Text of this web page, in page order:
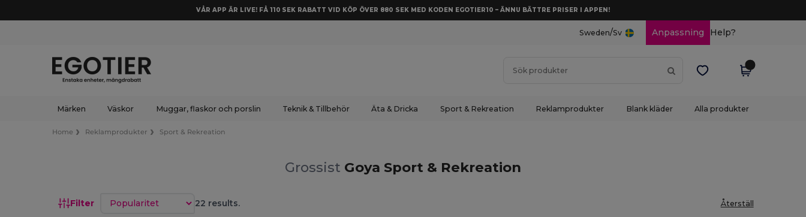
VÅR APP ÄR LIVE! FÅ 110 SEK RABATT VID KÖP ÖVER 880 SEK MED KODEN EGOTIER10 – ÄNNU BÄTTRE PRISER I APPEN!
Sweden/Sv Anpassning Help?
Märken Väskor Muggar, flaskor och porslin Teknik & Tillbehör Äta & Dricka Sport & Rekreation Reklamprodukter Blank kläder Alla produkter
Home Reklamprodukter Sport & Rekreation
Grossist Goya Sport & Rekreation
Filter Sortera efter 22 results. Återställ